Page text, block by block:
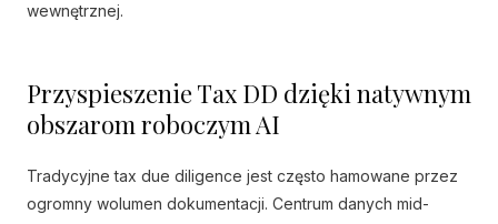
wewnętrznej.
Przyspieszenie Tax DD dzięki natywnym
obszarom roboczym AI
Tradycyjne tax due diligence jest często hamowane przez
ogromny wolumen dokumentacji. Centrum danych mid-